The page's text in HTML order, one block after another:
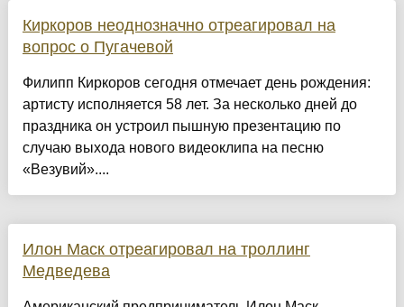
Киркоров неоднозначно отреагировал на
вопрос о Пугачевой
Филипп Киркоров сегодня отмечает день рождения:
артисту исполняется 58 лет. За несколько дней до
праздника он устроил пышную презентацию по
случаю выхода нового видеоклипа на песню
«Везувий»....
Илон Маск отреагировал на троллинг
Медведева